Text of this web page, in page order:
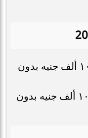
أول فئة فرش أسود مليون و١٠٠ ألف جنيه بدون
ثاني فئة فرش أحمر مليون و١٠٠ ألف جنيه بدون